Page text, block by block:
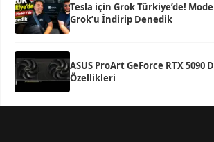
Tesla için Grok Türkiye’de!
Grok’u İndirip Denedik
ASUS ProArt GeForce RTX
Özellikleri